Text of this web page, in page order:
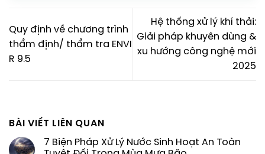
Quy định về chương trình
thẩm định/ thẩm tra ENVI
R 9.5
Hệ thống xử lý khí thải:
Giải pháp khuyên dùng &
xu hướng công nghệ mới
2025
BÀI VIẾT LIÊN QUAN
7 Biện Pháp Xử Lý Nước Sinh Hoạt An Toàn